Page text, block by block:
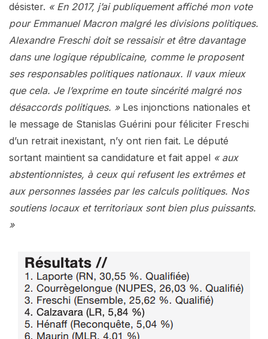
désister. « En 2017, j’ai publiquement affiché mon vote
pour Emmanuel Macron malgré les divisions politiques.
Alexandre Freschi doit se ressaisir et être davantage
dans une logique républicaine, comme le proposent
ses responsables politiques nationaux. Il vaux mieux
que cela. Je l’exprime en toute sincérité malgré nos
désaccords politiques. » Les injonctions nationales et
le message de Stanislas Guérini pour féliciter Freschi
d’un retrait inexistant, n’y ont rien fait. Le député
sortant maintient sa candidature et fait appel « aux
abstentionnistes, à ceux qui refusent les extrêmes et
aux personnes lassées par les calculs politiques. Nos
soutiens locaux et territoriaux sont bien plus puissants.
»